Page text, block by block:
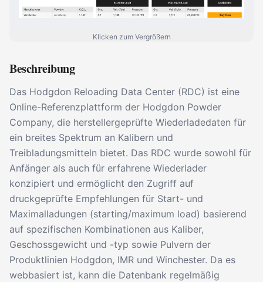
Klicken zum Vergrößern
Beschreibung
Das Hodgdon Reloading Data Center (RDC) ist eine
Online-Referenzplattform der Hodgdon Powder
Company, die herstellergeprüfte Wiederladedaten für
ein breites Spektrum an Kalibern und
Treibladungsmitteln bietet. Das RDC wurde sowohl für
Anfänger als auch für erfahrene Wiederlader
konzipiert und ermöglicht den Zugriff auf
druckgeprüfte Empfehlungen für Start- und
Maximalladungen (starting/maximum load) basierend
auf spezifischen Kombinationen aus Kaliber,
Geschossgewicht und -typ sowie Pulvern der
Produktlinien Hodgdon, IMR und Winchester. Da es
webbasiert ist, kann die Datenbank regelmäßig